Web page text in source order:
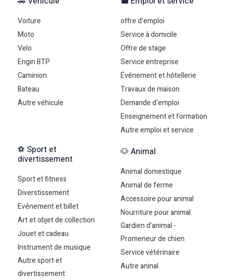
Voiture
Moto
Velo
Engin BTP
Caminion
Bateau
Autre véhicule
offre d'emploi
Service à domicile
Offre de stage
Service entreprise
Événement et hôtellerie
Travaux de maison
Demande d'emploi
Enseignement et formation
Autre emploi et service
⚽ Sport et
divertissement
Sport et fitness
Diverstissement
Evénement et billet
Art et objet de collection
Jouet et cadeau
Instrument de musique
Autre sport et
divertissement
🐶 Animal
Animal domestique
Animal de ferme
Accessoire pour animal
Nourriture pour animal
Gardien d'animal -
Promeneur de chien
Service vétérinaire
Autre aninal